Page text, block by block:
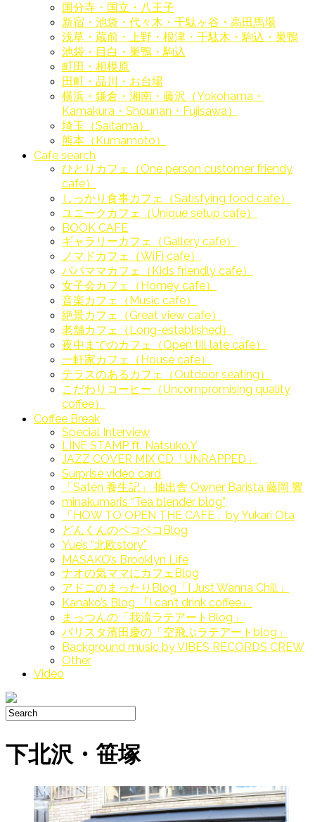
国分寺・国立・八王子
新宿・池袋・代々木・千駄ヶ谷・高田馬場
浅草・蔵前・上野・根津・千駄木・駒込・巣鴨
池袋・目白・巣鴨・駒込
町田・相模原
田町・品川・お台場
横浜・鎌倉・湘南・藤沢（Yokohama・
Kamakura・Shounan・Fujisawa）
埼玉（Saitama）
熊本（Kumamoto）
Cafe search
ひとりカフェ（One person customer friendy
cafe）
しっかり食事カフェ（Satisfying food cafe）
ユニークカフェ（Unique setup cafe）
BOOK CAFE
ギャラリーカフェ（Gallery cafe）
ノマドカフェ（WiFi cafe）
パパママカフェ（Kids friendly cafe）
女子会カフェ（Homey cafe）
音楽カフェ（Music cafe）
絶景カフェ（Great view cafe）
老舗カフェ（Long-established）
夜中までのカフェ（Open till late cafe）
一軒家カフェ（House cafe）
テラスのあるカフェ（Outdoor seating）
こだわりコーヒー（Uncompromising quality
coffee）
Coffee Break
Special Interview
LINE STAMP ft. Natsuko.Y
JAZZ COVER MIX CD「UNRAPPED」
Surprise video card
「Satén 養生記」 抽出舎 Owner Barista 藤岡 響
minakumari’s “Tea blender blog”
「HOW TO OPEN THE CAFE」by Yukari Ota
どんくんのペコペコBlog
Yue’s “北欧story”
MASAKO’s Brooklyn Life
ナオの気ママにカフェBlog
アドニのまったりBlog「I Just Wanna Chill」
Kanako’s Blog 『I can’t drink coffee』
まっつんの「我流ラテアートBlog」
バリスタ濱田慶の「空飛ぶラテアートblog」
Background music by VIBES RECORDS CREW
Other
Video
下北沢・笹塚